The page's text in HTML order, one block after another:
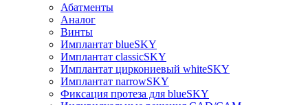
Абатменты
Аналог
Винты
Имплантат blueSKY
Имплантат classicSKY
Имплантат циркониевый whiteSKY
Имплантат narrowSKY
Фиксация протеза для blueSKY